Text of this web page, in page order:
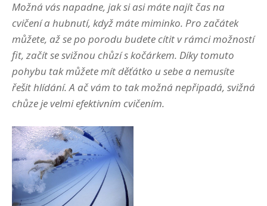
Možná vás napadne, jak si asi máte najít čas na
cvičení a hubnutí, když máte miminko. Pro začátek
můžete, až se po porodu budete cítit v rámci možností
fit, začít se svižnou chůzí s kočárkem. Díky tomuto
pohybu tak můžete mít děťátko u sebe a nemusíte
řešit hlídání. A ač vám to tak možná nepřipadá, svižná
chůze je velmi efektivním cvičením.